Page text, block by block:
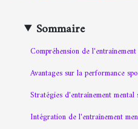
Sommaire
Compréhension de
Avantages sur la performance
Stratégies d'entraînement mental
Intégration de l'entraînement